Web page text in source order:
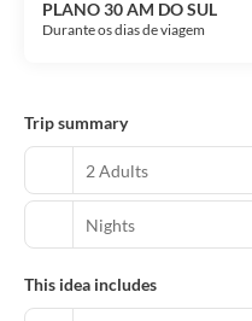
PLANO 30 AM DO SUL
Durante os dias de viagem
Trip summary
2 Adults
Nights
This idea includes